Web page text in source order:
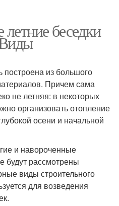
беседки
построена из большого
Причем сама
не летняя: в некоторых
организовать отопление
осени и начальной
и навороченные
будут рассмотрены
виды строительного
для возведения